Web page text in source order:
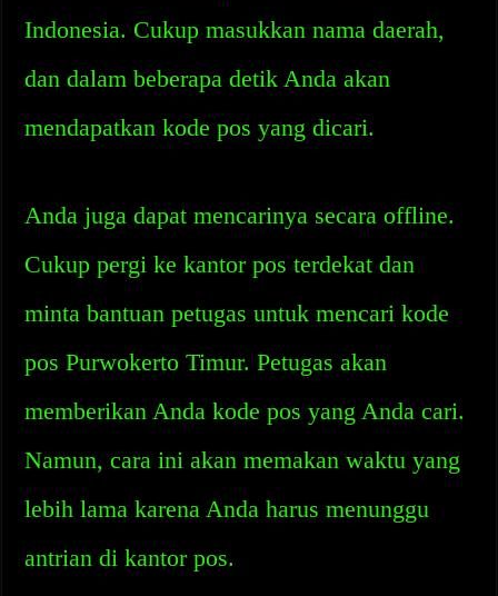
Indonesia. Cukup masukkan nama daerah,
dan dalam beberapa detik Anda akan
mendapatkan kode pos yang dicari.
Anda juga dapat mencarinya secara offline.
Cukup pergi ke kantor pos terdekat dan
minta bantuan petugas untuk mencari kode
pos Purwokerto Timur. Petugas akan
memberikan Anda kode pos yang Anda cari.
Namun, cara ini akan memakan waktu yang
lebih lama karena Anda harus menunggu
antrian di kantor pos.